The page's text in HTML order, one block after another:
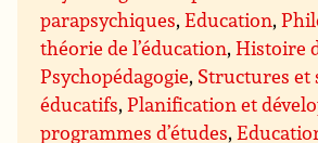
parapsychiques,Education,
théorie de l’éducation,Histoire
Psychopédagogie, Structures et
éducatifs,Planification et
programmes d’études,